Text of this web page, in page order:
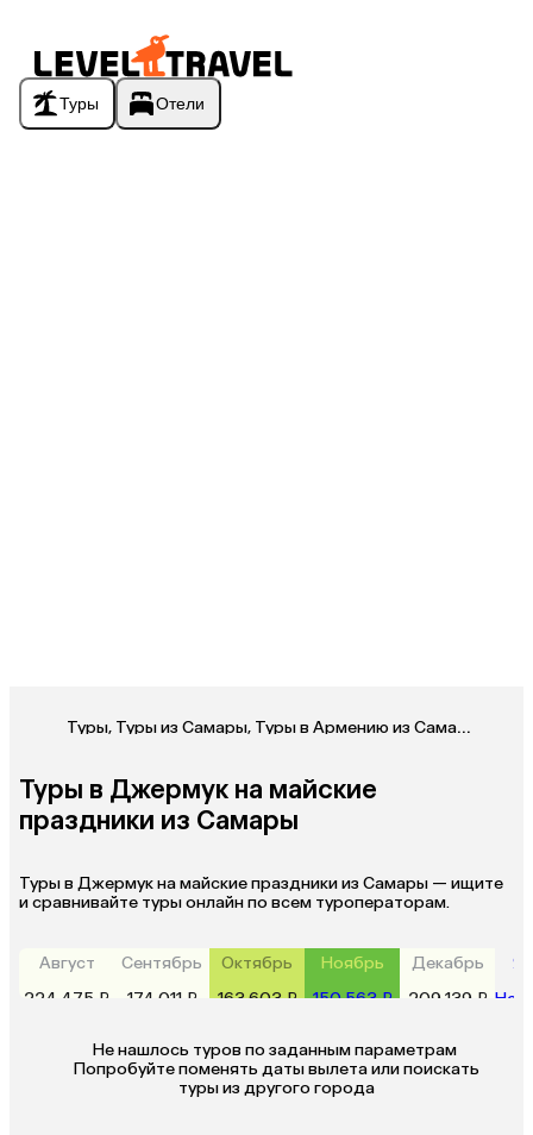
Туры Отели
Туры, Туры из Самары, Туры в Армению из Самары
Туры в Джермук на майские
праздники из Самары
Туры в Джермук на майские праздники из Самары — ищите
и сравнивайте туры онлайн по всем туроператорам.
Август
224 475 ₽
Сентябрь
174 011 ₽
Октябрь
163 603 ₽
Ноябрь
150 563 ₽
Декабрь
209 139 ₽ Нет
Не нашлось туров по заданным параметрам
туры из другого города